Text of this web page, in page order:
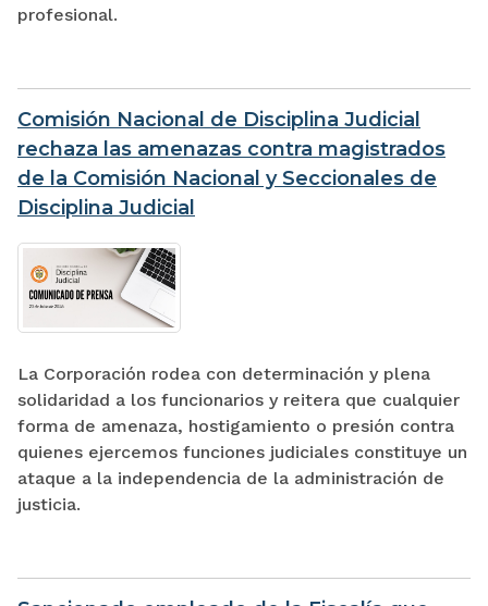
profesional.
Comisión Nacional de Disciplina Judicial
rechaza las amenazas contra magistrados
de la Comisión Nacional y Seccionales de
Disciplina Judicial
La Corporación rodea con determinación y plena
solidaridad a los funcionarios y reitera que cualquier
forma de amenaza, hostigamiento o presión contra
quienes ejercemos funciones judiciales constituye un
ataque a la independencia de la administración de
justicia.